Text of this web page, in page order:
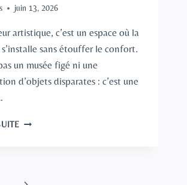
juin 13, 2026
artistique, c’est un espace où la
sans étouffer le confort.
un musée figé ni une
d’objets disparates : c’est une
INTÉRIEUR